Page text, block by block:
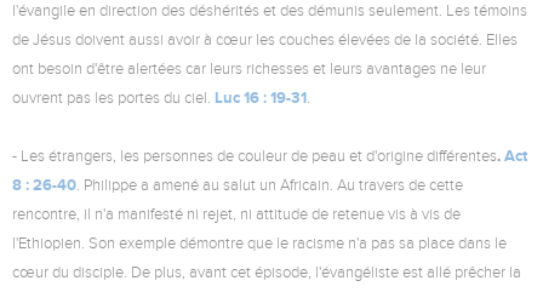
l'évangile en direction des déshérités et des démunis seulement. Les témoins
de Jésus doivent aussi avoir à cœur les couches élevées de la société. Elles
ont besoin d'être alertées car leurs richesses et leurs avantages ne leur
ouvrent pas les portes du ciel. Luc 16 : 19-31.
- Les étrangers, les personnes de couleur de peau et d'origine différentes. Act
8 : 26-40. Philippe a amené au salut un Africain. Au travers de cette
rencontre, il n'a manifesté ni rejet, ni attitude de retenue vis à vis de
l'Ethiopien. Son exemple démontre que le racisme n'a pas sa place dans le
cœur du disciple. De plus, avant cet épisode, l'évangéliste est allé prêcher la